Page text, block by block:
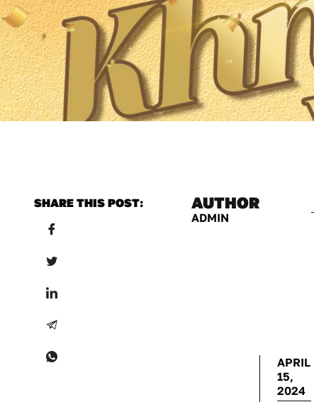
SHARE THIS POST: AUTHOR
ADMIN
APRIL
15,
2024